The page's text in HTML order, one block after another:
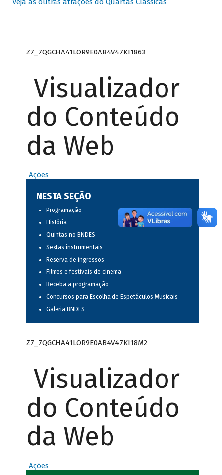
Veja as outras atrações do Quartas Clássicas
Z7_7QGCHA41LOR9E0AB4V47KI1863
Visualizador
do Conteúdo
da Web
Ações
NESTA SEÇÃO
Programação
História
Quintas no BNDES
Sextas instrumentais
Reserva de ingressos
Filmes e festivais de cinema
Receba a programação
Concursos para Escolha de Espetáculos Musicais
Galeria BNDES
Z7_7QGCHA41LOR9E0AB4V47KI18M2
Visualizador
do Conteúdo
da Web
Ações